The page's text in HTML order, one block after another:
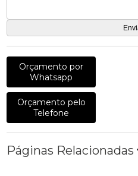
Orçamento por
Whatsapp
Orçamento pelo
Telefone
Páginas Relacionadas